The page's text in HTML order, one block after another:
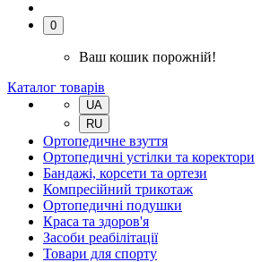
0
Ваш кошик порожній!
Каталог товарів
UA
RU
Ортопедичне взуття
Ортопедичні устілки та коректори
Бандажі, корсети та ортези
Компресійний трикотаж
Ортопедичні подушки
Краса та здоров'я
Засоби реабілітації
Товари для спорту